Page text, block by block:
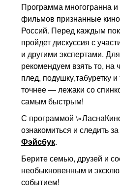
Программа многогранна
фильмов признанные
Россий. Перед каждым
пройдет дискуссия с
и другими экспертами.
рекомендуем взять то, на
плед, подушку,табуретку
точнее — лежаки со
самым быстрым!
С программой
ознакомиться и следить
Фэйсбук.
Берите семью, друзей и
необыкновенным и
событием!